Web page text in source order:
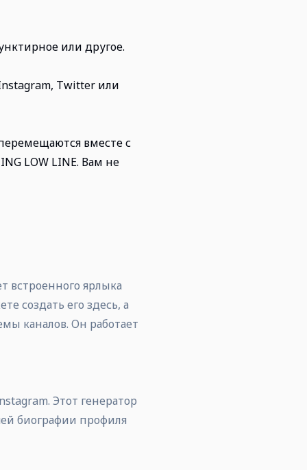
или другое.
Twitter или
вместе с
LOW LINE. Вам не
встроенного ярлыка
создать его здесь, а
каналов. Он работает
Этот генератор
биографии профиля